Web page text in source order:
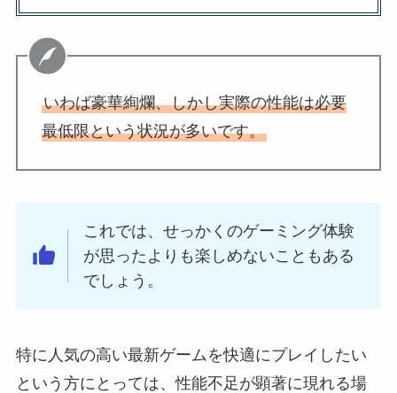
いわば豪華絢爛、しかし実際の性能は必要
最低限という状況が多いです。
これでは、せっかくのゲーミング体験
が思ったよりも楽しめないこともある
でしょう。
特に人気の高い最新ゲームを快適にプレイしたい
という方にとっては、性能不足が顕著に現れる場